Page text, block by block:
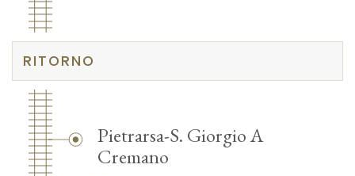
RITORNO
Pietrarsa-S. Giorgio A
Cremano